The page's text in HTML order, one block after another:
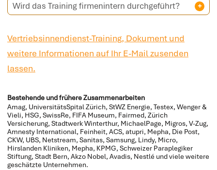
Wird das Training firmenintern durchgeführt?
Vertriebsinnendienst-Training, Dokument und
weitere Informationen auf Ihr E-Mail zusenden
lassen.
Bestehende und frühere Zusammenarbeiten
Amag, UniversitätsSpital Zürich, StWZ Energie, Testex, Wenger &
Vieli, HSG, SwissRe, FIFA Museum, Fairmed, Zürich
Versicherung, Stadtwerk Winterthur, MichaelPage, Migros, V-Zug,
Amnesty International, Feinheit, ACS, atupri, Mepha, Die Post,
CKW, UBS, Netstream, Sanitas, Samsung, Lindy, Micro,
Hirslanden Kliniken, Mepha, KPMG, Schweizer Paraplegiker
Stiftung, Stadt Bern, Akzo Nobel, Avadis, Nestlé und viele weitere
geschätzte Unternehmen.